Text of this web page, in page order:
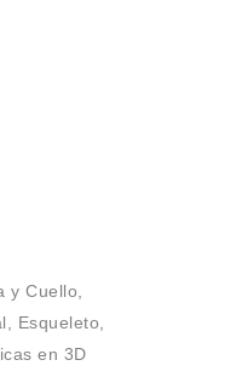
y Cuello
Esqueleto
en 3D